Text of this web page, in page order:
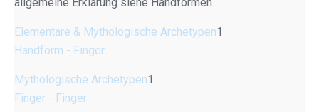
Elementare & Mythologische Archetypen1
Handform - Finger
Mythologische Archetypen1
Finger - Finger